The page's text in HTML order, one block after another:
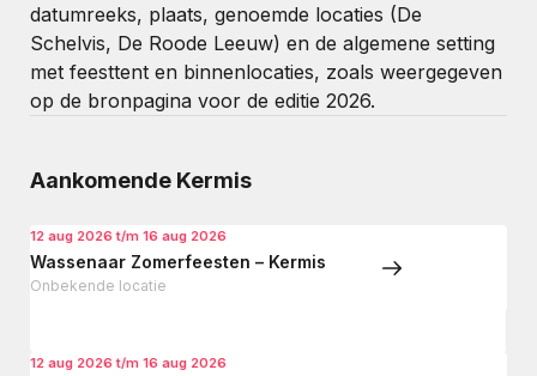
datumreeks, plaats, genoemde locaties (De
Schelvis, De Roode Leeuw) en de algemene setting
met feesttent en binnenlocaties, zoals weergegeven
op de bronpagina voor de editie 2026.
Aankomende Kermis
12 aug 2026 t/m 16 aug 2026
Wassenaar Zomerfeesten – Kermis
Onbekende locatie
12 aug 2026 t/m 16 aug 2026